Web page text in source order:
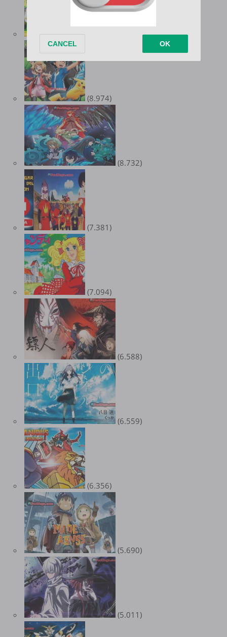
(8.974)
(8.732)
(7.381)
(7.094)
(6.588)
(6.559)
(6.356)
(5.690)
(5.011)